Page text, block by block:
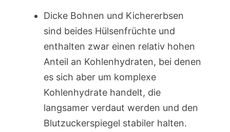
Dicke Bohnen und Kichererbsen
sind beides Hülsenfrüchte und
enthalten zwar einen relativ hohen
Anteil an Kohlenhydraten, bei denen
es sich aber um komplexe
Kohlenhydrate handelt, die
langsamer verdaut werden und den
Blutzuckerspiegel stabiler halten.